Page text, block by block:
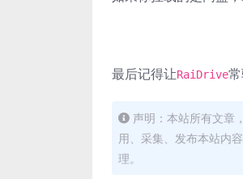
最后记得让RaiDrive
声明：本站所有文章
用、采集、发布本站内
理。